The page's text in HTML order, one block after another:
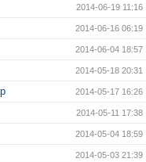
2014-06-19 11:16
2014-06-16 06:19
2014-06-04 18:57
2014-05-18 20:31
2014-05-17 16:26
2014-05-11 17:38
2014-05-04 18:59
2014-05-03 21:39